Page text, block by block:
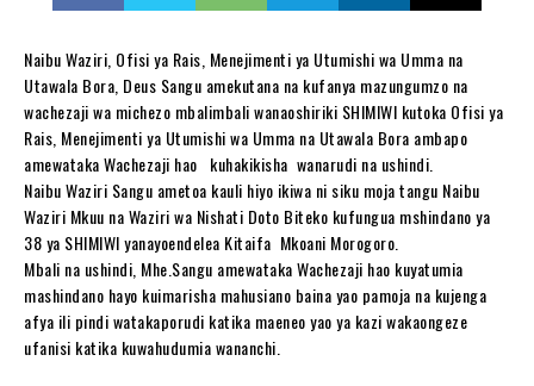
Naibu Waziri, Ofisi ya Rais, Menejimenti ya Utumishi wa Umma na
Utawala Bora, Deus Sangu amekutana na kufanya mazungumzo na
wachezaji wa michezo mbalimbali wanaoshiriki SHIMIWI kutoka Ofisi ya
Rais, Menejimenti ya Utumishi wa Umma na Utawala Bora ambapo
amewataka Wachezaji hao kuhakikisha wanarudi na ushindi.
Naibu Waziri Sangu ametoa kauli hiyo ikiwa ni siku moja tangu Naibu
Waziri Mkuu na Waziri wa Nishati Doto Biteko kufungua mshindano ya
38 ya SHIMIWI yanayoendelea Kitaifa Mkoani Morogoro.
Mbali na ushindi, Mhe.Sangu amewataka Wachezaji hao kuyatumia
mashindano hayo kuimarisha mahusiano baina yao pamoja na kujenga
afya ili pindi watakaporudi katika maeneo yao ya kazi wakaongeze
ufanisi katika kuwahudumia wananchi.